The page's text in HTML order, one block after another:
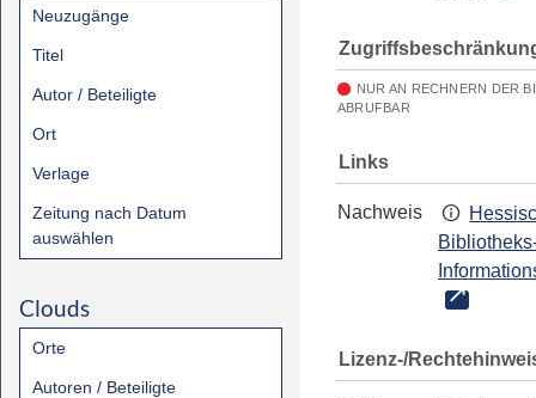
Neuzugänge
Titel
Autor / Beteiligte
Ort
Verlage
Zeitung nach Datum
auswählen
Clouds
Orte
Autoren / Beteiligte
NUR AN RECHNERN DER
ABRUFBAR
Links
Nachweis
Lizenz-/